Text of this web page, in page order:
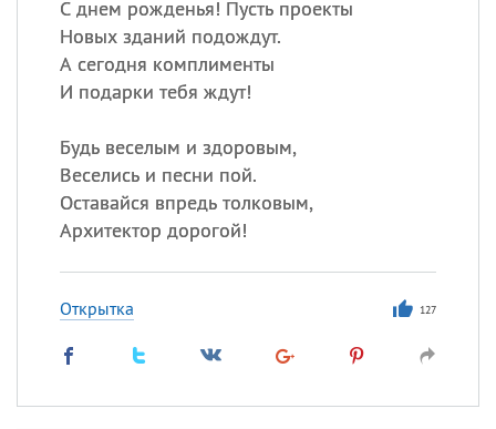
С днем рожденья! Пусть проекты
Новых зданий подождут.
А сегодня комплименты
И подарки тебя ждут!
Будь веселым и здоровым,
Веселись и песни пой.
Оставайся впредь толковым,
Архитектор дорогой!
Открытка 127